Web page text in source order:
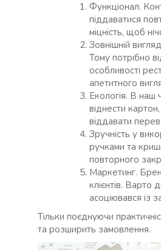
Функціонал.
піддаватися
міцність, щоб
Зовнішній
Тому потрібно
особливості
апетитного
Екологія. В наш
віднести
віддавати
Зручність у
ручками та
повторного
Маркетинг.
клієнтів. Варто
асоціювався із
Тільки поєднуючи
та розширить замовлення.